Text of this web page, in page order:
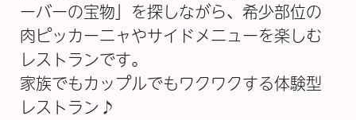
ーバーの宝物」を探しながら、希少部位の
肉ピッカーニャやサイドメニューを楽しむ
レストランです。
家族でもカップルでもワクワクする体験型
レストラン♪